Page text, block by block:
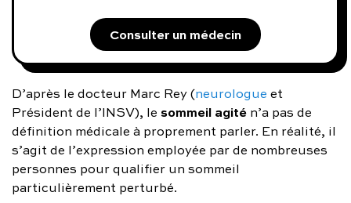
Consultez un médecin
Vous avez des questions :
FAQ complète
01 86 65 17 33
Consulter un médecin
D’après le docteur Marc Rey (neurologue et
Président de l’INSV), le sommeil agité n’a pas de
définition médicale à proprement parler. En réalité, il
s’agit de l’expression employée par de nombreuses
personnes pour qualifier un sommeil
particulièrement perturbé.